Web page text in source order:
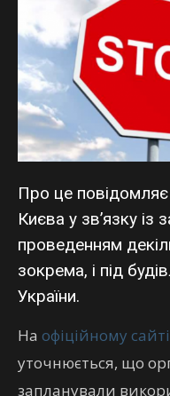
Про це повідомляє
Києва у зв’язку
проведенням
зокрема, і під
України.
На офіційному сайті
уточнюється, що
запланували